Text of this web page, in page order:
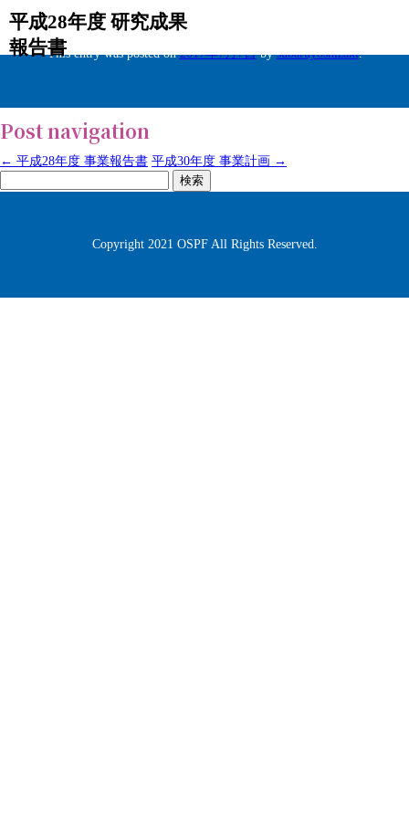
平成28年度 研究成果
報告書This entry was posted on2017年7月7日bysubaruyoshizaki.
Post navigation
← 平成28年度 事業報告書 平成30年度 事業計画 →
索:
Copyright 2021 OSPF All Rights Reserved.